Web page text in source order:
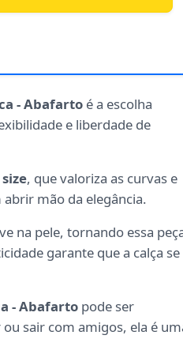
- Abafarto é a escolha
e liberdade de
, que valoriza as curvas e
mão da elegância.
na pele, tornando essa
garante que a calça se
- Abafarto pode ser
sair com amigos, ela é